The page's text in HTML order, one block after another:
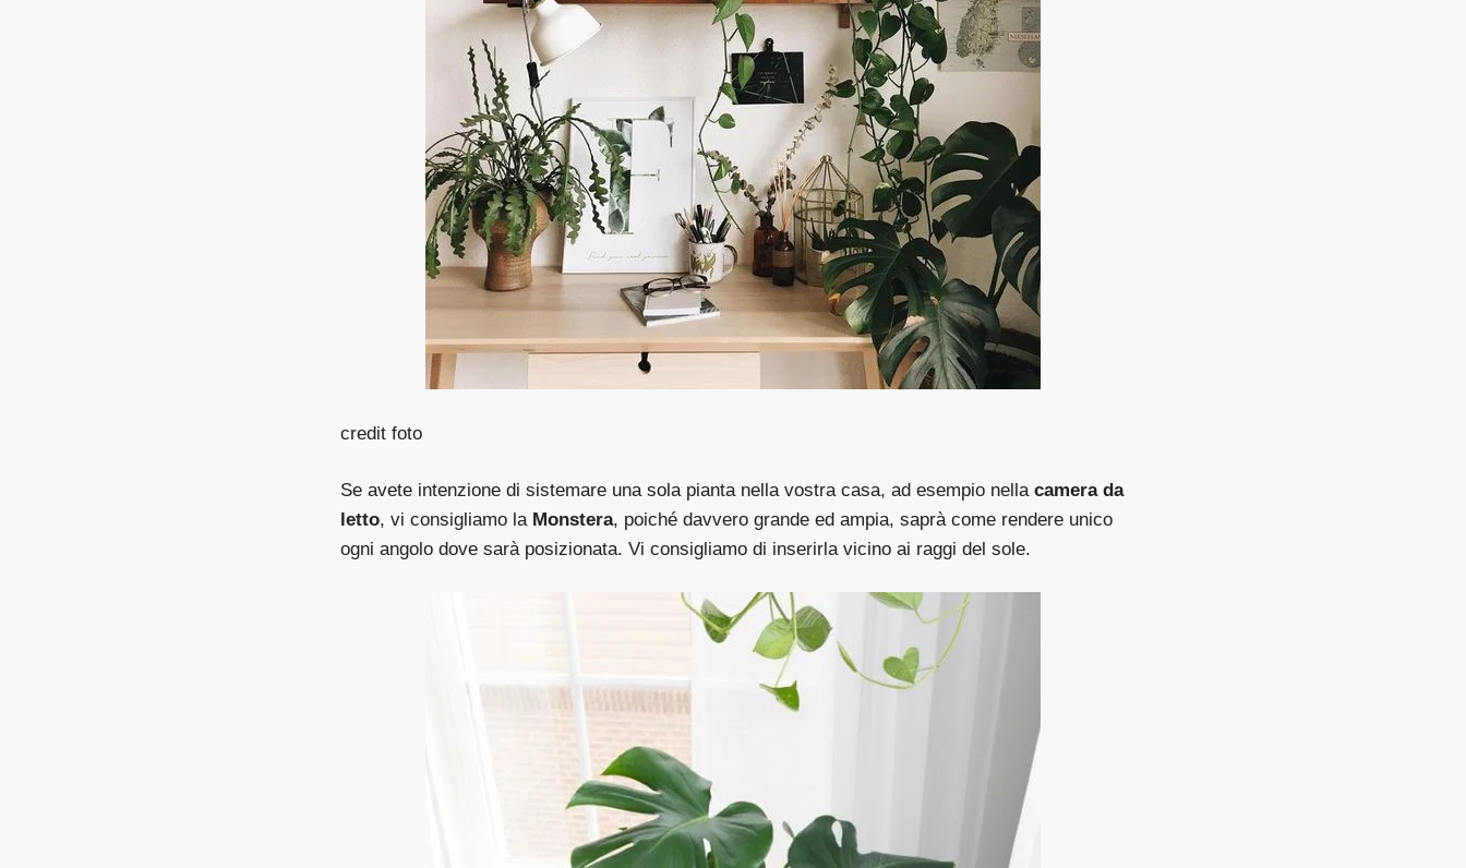
credit foto
Se avete intenzione di sistemare una sola pianta nella vostra casa, ad esempio nellacamera da
letto, vi consigliamo la Monstera, poiché davvero grande ed ampia, saprà come rendere unico
ogni angolo dove sarà posizionata. Vi consigliamo di inserirla vicino ai raggi del sole.